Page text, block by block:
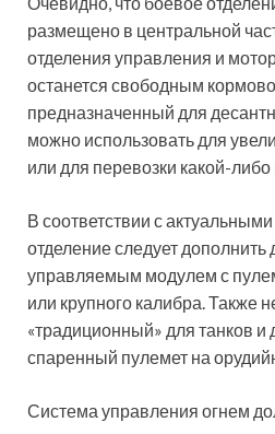
размещено в центральной
отделения управления и
останется свободным
предназначенный для
можно использовать для
или для перевозки какой-либо
В соответствии с
отделение следует дополнить
управляемым модулем с
или крупного калибра. Также
«традиционный» для танков и
спаренный пулемет на
Система управления огнем